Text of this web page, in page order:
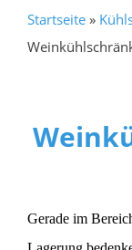
Startseite »
Gerade im